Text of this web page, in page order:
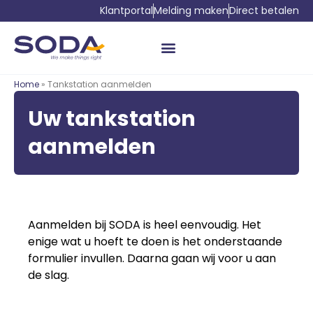
KlantportalMelding makenDirect betalen
Home » Tankstation aanmelden
Uw tankstation
aanmelden
Aanmelden bij SODA is heel eenvoudig. Het
enige wat u hoeft te doen is het onderstaande
formulier invullen. Daarna gaan wij voor u aan
de slag.